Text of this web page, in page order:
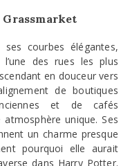
courbes élégantes,
des rues les plus
en douceur vers
de boutiques
et de cafés
unique. Ses
un charme presque
pourquoi elle aurait
dans Harry Potter.